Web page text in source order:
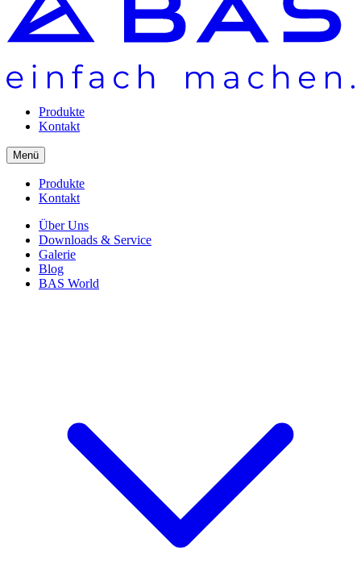
Produkte
Kontakt
Menü
Produkte
Kontakt
Über Uns
Downloads & Service
Galerie
Blog
BAS World